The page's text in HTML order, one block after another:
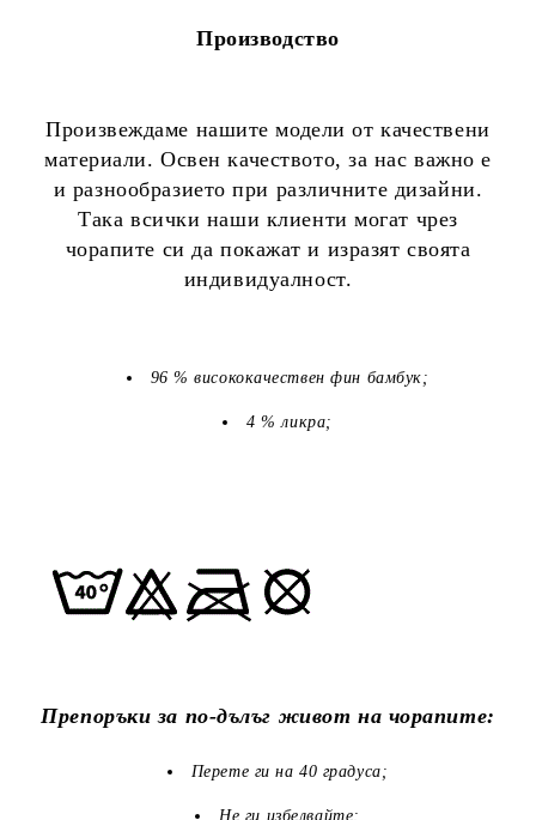
Производство
Произвеждаме нашите модели от качествени
материали. Освен качеството, за нас важно е
и разнообразието при различните дизайни.
Така всички наши клиенти могат чрез
чорапите си да покажат и изразят своята
индивидуалност.
96 % висококачествен фин бамбук;
4 % ликра;
Препоръки за по-дълъг живот на чорапите:
Перете ги на 40 градуса;
Не ги избелвайте;